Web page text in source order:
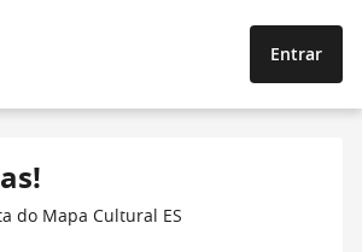
Entrar
do Mapa Cultural ES